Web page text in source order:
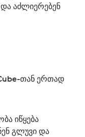
აძლიერებენ
თან ერთად
იწყება
გლუვი და